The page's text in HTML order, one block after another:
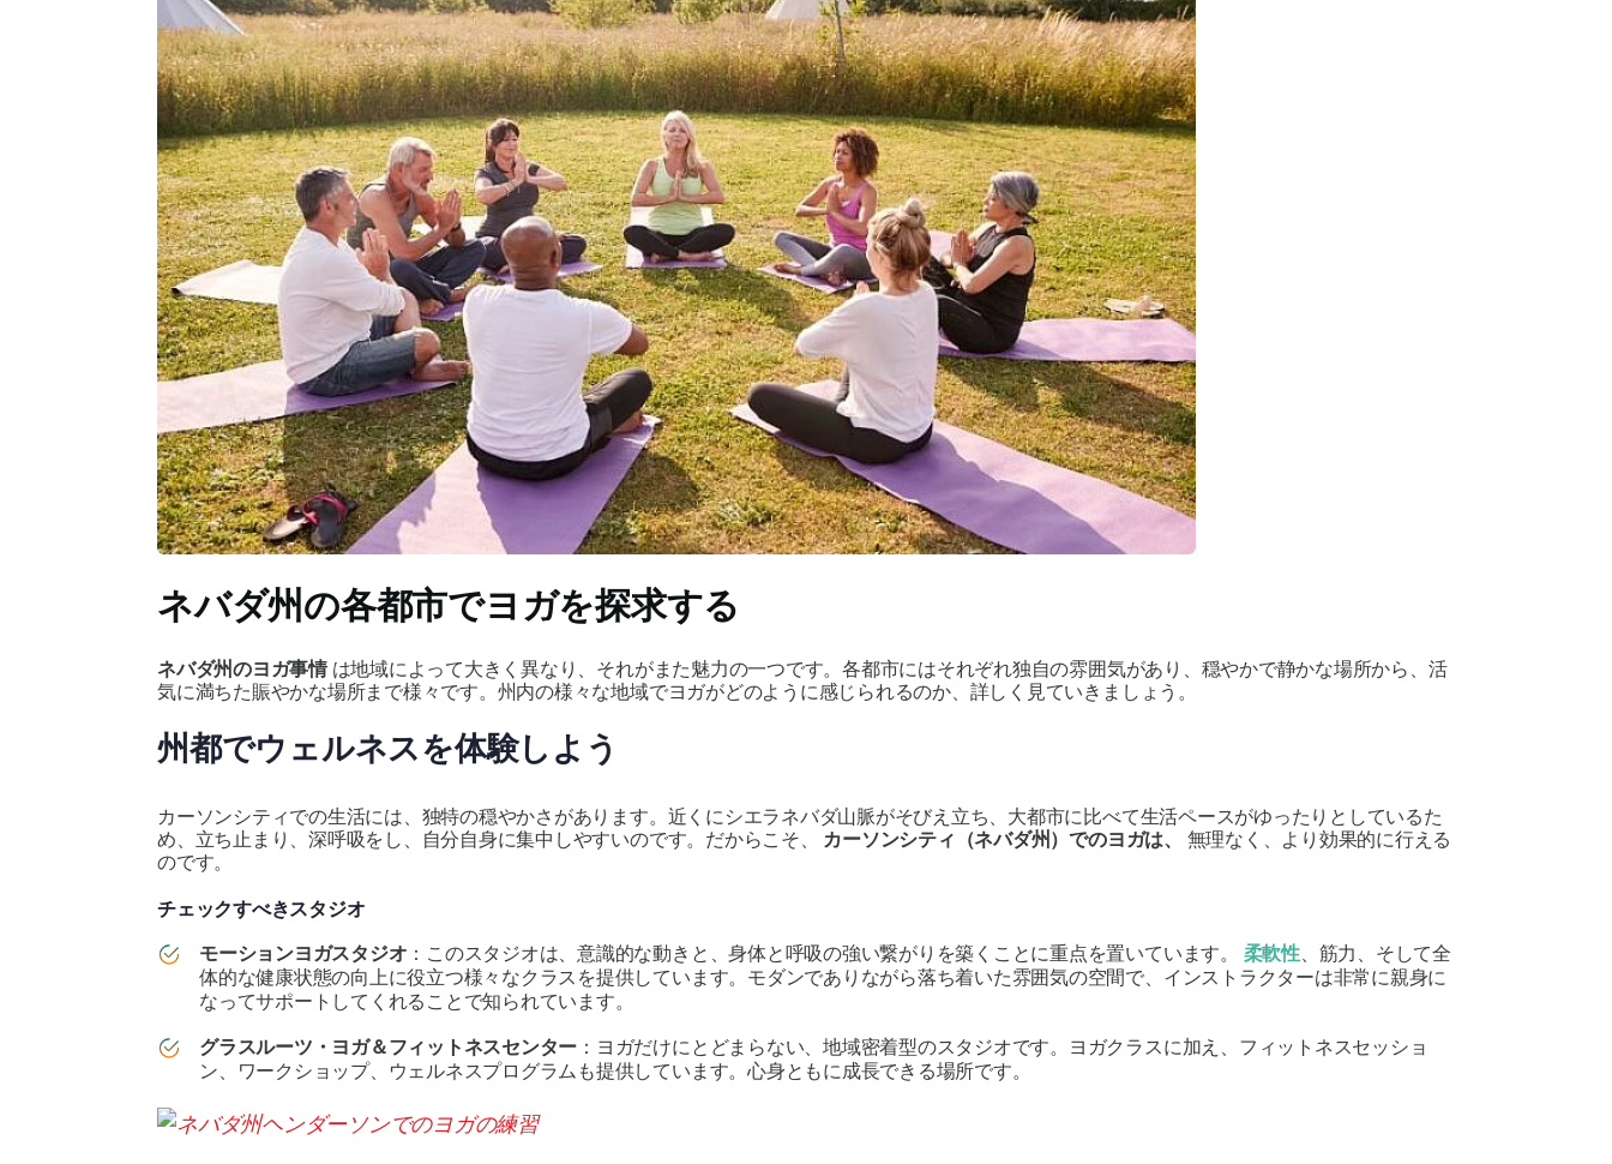
ネバダ州の各都市でヨガを探求する
ネバダ州のヨガ事情は地域によって大きく異なり、それがまた魅力の一つです。各都市にはそれぞれ独自の雰囲気があり、穏やかで静かな場所から、活
気に満ちた賑やかな場所まで様々です。州内の様々な地域でヨガがどのように感じられるのか、詳しく見ていきましょう。
州都でウェルネスを体験しよう
カーソンシティでの生活には、独特の穏やかさがあります。近くにシエラネバダ山脈がそびえ立ち、大都市に比べて生活ペースがゆったりとしているた
め、立ち止まり、深呼吸をし、自分自身に集中しやすいのです。だからこそ、 カーソンシティ（ネバダ州）でのヨガは、
無理なく、より効果的に行える
のです。
チェックすべきスタジオ
モーションヨガスタジオ ：このスタジオは、意識的な動きと、身体と呼吸の強い繋がりを築くことに重点を置いています。 柔軟性、筋力、そして全
体的な健康状態の向上に役立つ様々なクラスを提供しています。モダンでありながら落ち着いた雰囲気の空間で、インストラクターは非常に親身に
なってサポートしてくれることで知られています。
グラスルーツ・ヨガ＆フィットネスセンター ：ヨガだけにとどまらない、地域密着型のスタジオです。ヨガクラスに加え、フィットネスセッショ
ン、ワークショップ、ウェルネスプログラムも提供しています。心身ともに成長できる場所です。